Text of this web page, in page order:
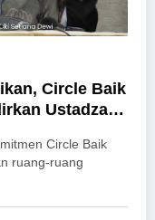
Circle Baik
Ustadzah
Circle Baik
ruang-ruang